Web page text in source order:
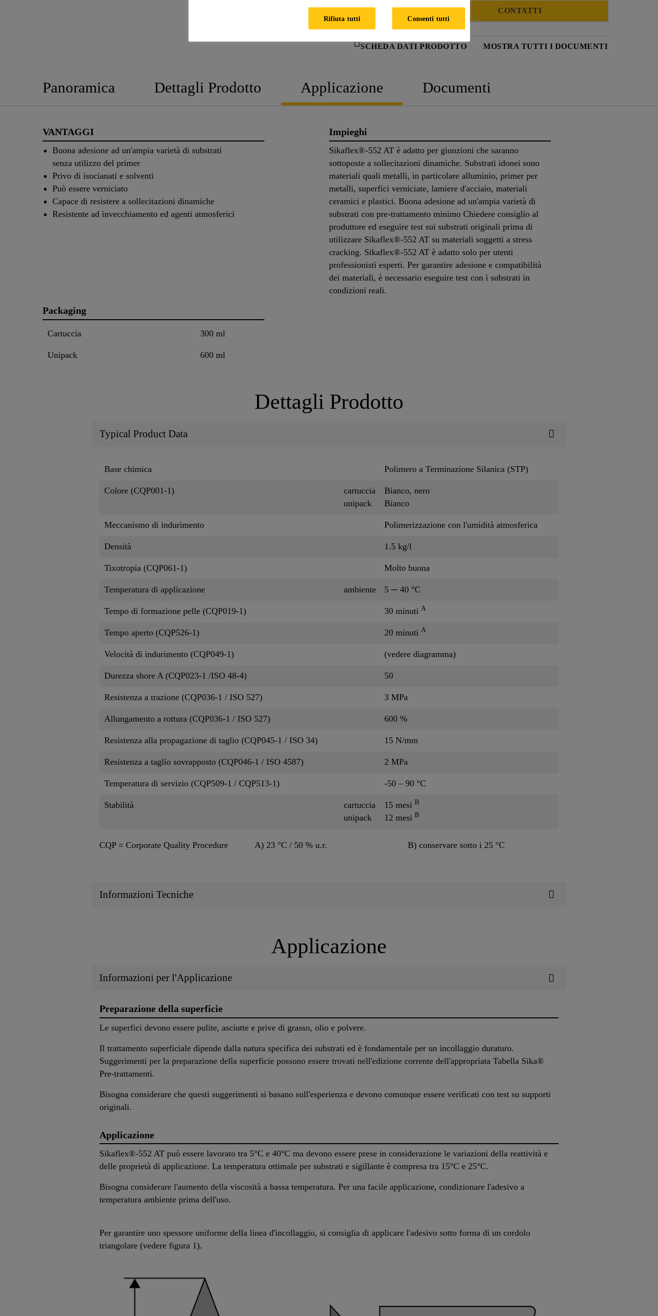
CONTATTI
SCHEDA DATI PRODOTTO MOSTRA TUTTI I DOCUMENTI
Panoramica Dettagli Prodotto Applicazione Documenti
VANTAGGI
Buona adesione ad un'ampia varietà di substrati
senza utilizzo del primer
Privo di isocianati e solventi
Può essere verniciato
Capace di resistere a sollecitazioni dinamiche
Resistente ad invecchiamento ed agenti atmosferici
Impieghi
Sikaflex®-552 AT è adatto per giunzioni che saranno
sottoposte a sollecitazioni dinamiche. Substrati idonei sono
materiali quali metalli, in particolare alluminio, primer per
metalli, superfici verniciate, lamiere d'acciaio, materiali
ceramici e plastici. Buona adesione ad un'ampia varietà di
substrati con pre-trattamento minimo Chiedere consiglio al
produttore ed eseguire test sui substrati originali prima di
utilizzare Sikaflex®-552 AT su materiali soggetti a stress
cracking. Sikaflex®-552 AT è adatto solo per utenti
professionisti esperti. Per garantire adesione e compatibilità
dei materiali, è necessario eseguire test con i substrati in
condizioni reali.
Packaging
Cartuccia 300 ml
Unipack 600 ml
Dettagli Prodotto
Typical Product Data
Base chimica Polimero a Terminazione Silanica (STP)
Colore (CQP001-1)
cartuccia
unipack
Bianco, nero
Bianco
Meccanismo di indurimento Polimerizzazione con l'umidità atmosferica
Densità 1.5 kg/l
Tixotropia (CQP061-1) Molto buona
Temperatura di applicazione ambiente 5 ─ 40 °C
Tempo di formazione pelle (CQP019-1) 30 minuti A
Tempo aperto (CQP526-1) 20 minuti A
Velocità di indurimento (CQP049-1) (vedere diagramma)
Durezza shore A (CQP023-1 /ISO 48-4) 50
Resistenza a trazione (CQP036-1 / ISO 527) 3 MPa
Allungamento a rottura (CQP036-1 / ISO 527) 600 %
Resistenza alla propagazione di taglio (CQP045-1 / ISO 34) 15 N/mm
Resistenza a taglio sovrapposto (CQP046-1 / ISO 4587) 2 MPa
Temperatura di servizio (CQP509-1 / CQP513-1) -50 – 90 °C
Stabilità
cartuccia
unipack
15 mesi B
12 mesi B
CQP = Corporate Quality Procedure A) 23 °C / 50 % u.r. B) conservare sotto i 25 °C
Informazioni Tecniche
Applicazione
Informazioni per l'Applicazione
Preparazione della superficie
Le superfici devono essere pulite, asciutte e prive di grasso, olio e polvere.
Il trattamento superficiale dipende dalla natura specifica dei substrati ed è fondamentale per un incollaggio duraturo.
Suggerimenti per la preparazione della superficie possono essere trovati nell'edizione corrente dell'appropriata Tabella Sika®
Pre-trattamenti.
Bisogna considerare che questi suggerimenti si basano sull'esperienza e devono comunque essere verificati con test su supporti
originali.
Applicazione
Sikaflex®-552 AT può essere lavorato tra 5°C e 40°C ma devono essere prese in considerazione le variazioni della reattività e
delle proprietà di applicazione. La temperatura ottimale per substrati e sigillante è compresa tra 15°C e 25°C.
Bisogna considerare l'aumento della viscosità a bassa temperatura. Per una facile applicazione, condizionare l'adesivo a
temperatura ambiente prima dell'uso.
Per garantire uno spessore uniforme della linea d'incollaggio, si consiglia di applicare l'adesivo sotto forma di un cordolo
triangolare (vedere figura 1).
Rifiuta tutti Consenti tutti